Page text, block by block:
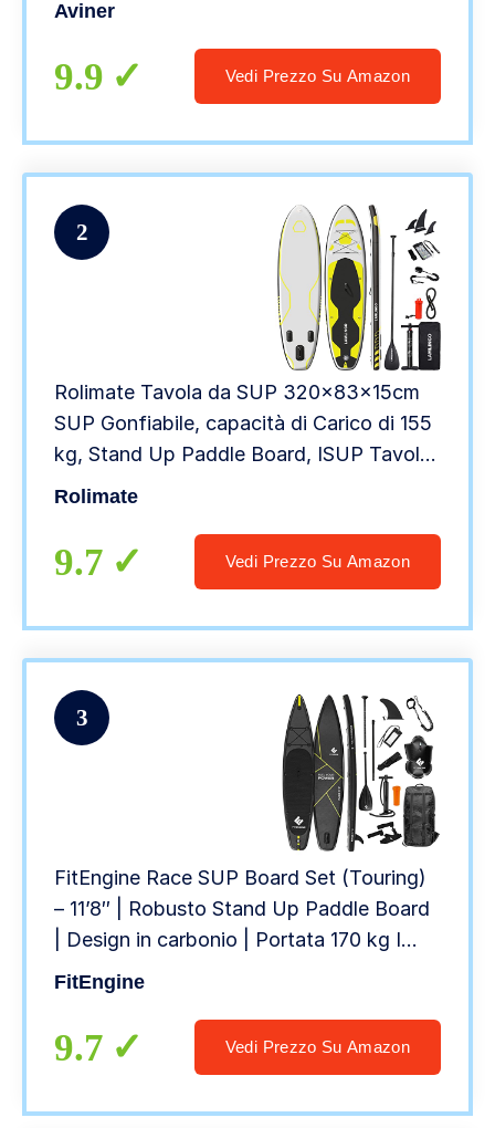
Aviner
9.9 Vedi Prezzo Su Amazon
2
Rolimate Tavola da SUP 320×83×15cm
SUP Gonfiabile, capacità di Carico di 155
kg, Stand Up Paddle Board, ISUP Tavola
da Surf con Pompa ad Aria, Pagaia
Rolimate
9.7 Vedi Prezzo Su Amazon
3
FitEngine Race SUP Board Set (Touring)
– 11’8″ | Robusto Stand Up Paddle Board
| Design in carbonio | Portata 170 kg I
Con pagaia in carbonio, pompa ad aria a
doppia potenza e molto altro ancora
FitEngine
9.7 Vedi Prezzo Su Amazon